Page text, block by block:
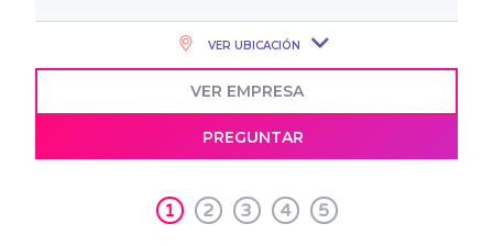
VER UBICACIÓN
VER EMPRESA
PREGUNTAR
1 2 3 4 5